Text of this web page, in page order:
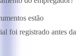
estão
foi registrado antes da